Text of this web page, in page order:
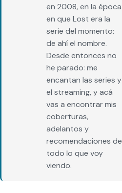
en 2008, en la época
en que Lost era la
serie del momento:
de ahí el nombre.
Desde entonces no
he parado: me
encantan las series y
el streaming, y acá
vas a encontrar mis
coberturas,
adelantos y
recomendaciones de
todo lo que voy
viendo.